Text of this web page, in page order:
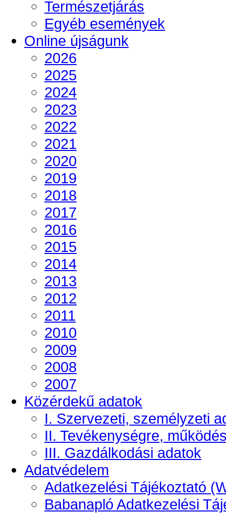
Természetjárás
Egyéb események
Online újságunk
2026
2025
2024
2023
2022
2021
2020
2019
2018
2017
2016
2015
2014
2013
2012
2011
2010
2009
2008
2007
Közérdekű adatok
I. Szervezeti, személyzeti
II. Tevékenységre,
III. Gazdálkodási adatok
Adatvédelem
Adatkezelési Tájékoztató
Babanapló Adatkezelési